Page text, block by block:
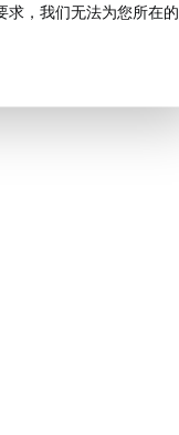
求，我们无法为您所在的